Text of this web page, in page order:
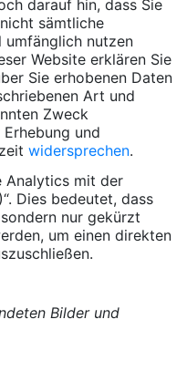
darauf hin, dass Sie
sämtliche
umfänglich nutzen
Website erklären Sie
Sie erhobenen Daten
Art und
Zweck
und
widersprechen.
Analytics mit der
Dies bedeutet, dass
nur gekürzt
um einen direkten
Bilder und